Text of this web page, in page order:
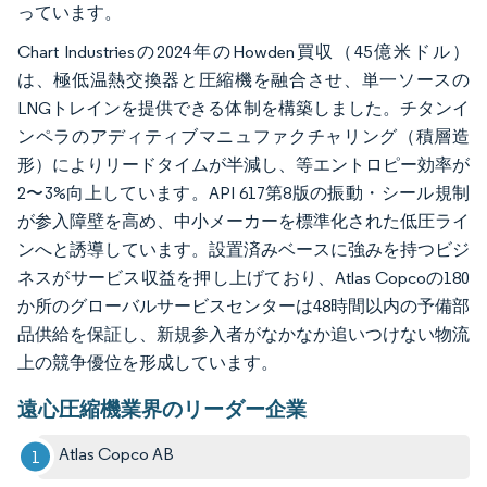
っています。
Chart Industriesの2024年のHowden買収（45億米ドル）
は、極低温熱交換器と圧縮機を融合させ、単一ソースの
LNGトレインを提供できる体制を構築しました。チタンイ
ンペラのアディティブマニュファクチャリング（積層造
形）によりリードタイムが半減し、等エントロピー効率が
2〜3%向上しています。API 617第8版の振動・シール規制
が参入障壁を高め、中小メーカーを標準化された低圧ライ
ンへと誘導しています。設置済みベースに強みを持つビジ
ネスがサービス収益を押し上げており、Atlas Copcoの180
か所のグローバルサービスセンターは48時間以内の予備部
品供給を保証し、新規参入者がなかなか追いつけない物流
上の競争優位を形成しています。
遠心圧縮機業界のリーダー企業
Atlas Copco AB